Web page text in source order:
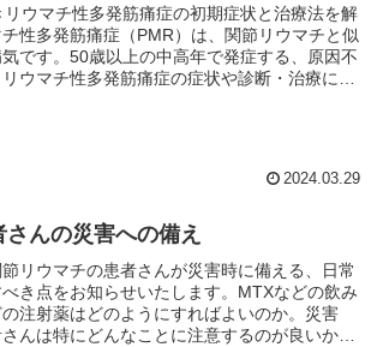
ウマチ性多発筋痛症の初期症状と治療法を解
性多発筋痛症（PMR）は、関節リウマチと似
です。50歳以上の中高年で発症する、原因不
ウマチ性多発筋痛症の症状や診断・治療につ
2024.03.29
んの災害への備え
リウマチの患者さんが災害時に備える、日常
き点をお知らせいたします。MTXなどの飲み
注射薬はどのようにすればよいのか。災害
んは特にどんなことに注意するのが良いかま